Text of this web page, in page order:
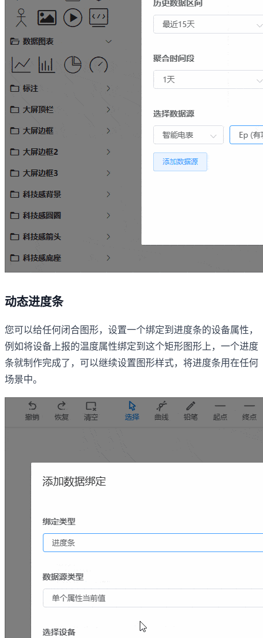
动态进度条
您可以给任何闭合图形，设置一个绑定到进度条的设备属性，
例如将设备上报的温度属性绑定到这个矩形图形上，一个进度
条就制作完成了，可以继续设置图形样式，将进度条用在任何
场景中。